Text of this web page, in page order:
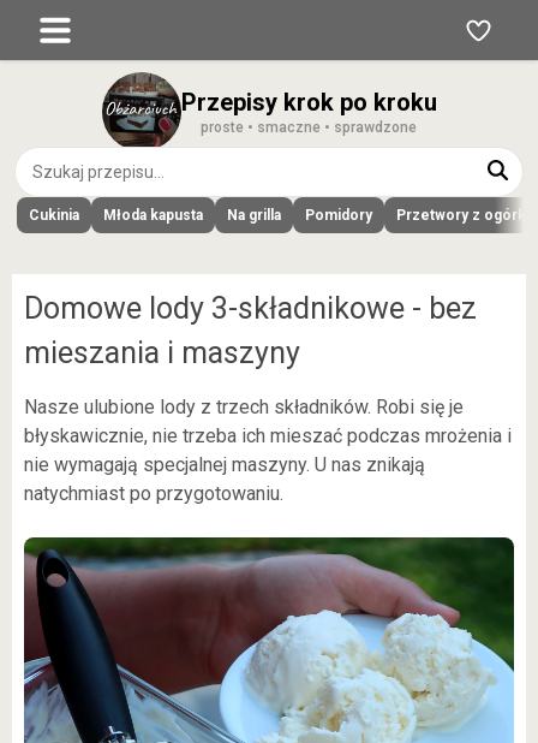
Przepisy krok po kroku
proste • smaczne • sprawdzone
Cukinia Młoda kapusta Na grilla Pomidory Przetwory z
Domowe lody 3-składnikowe - bez
mieszania i maszyny
Nasze ulubione lody z trzech składników. Robi się je
błyskawicznie, nie trzeba ich mieszać podczas mrożenia i
nie wymagają specjalnej maszyny. U nas znikają
natychmiast po przygotowaniu.